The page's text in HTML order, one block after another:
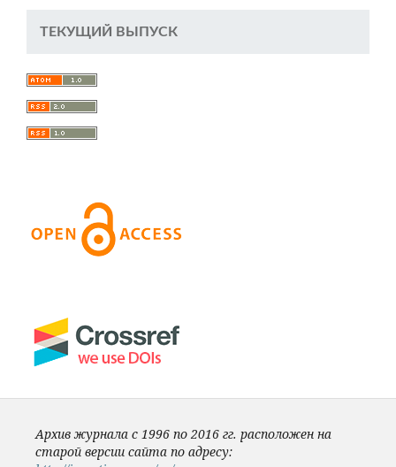
ТЕКУЩИЙ ВЫПУСК
Архив журнала с 1996 по 2016 гг. расположен на
старой версии сайта по адресу: